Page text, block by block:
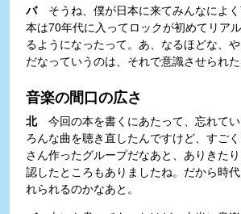
バそうね、僕が日本に来てみんなによく
本は70年代に入ってロックが初めてリア
るようになったって。あ、なるほどな、
だなっていうのは、それで意識させられた
音楽の間口の広さ
北今回の本を書くにあたって、忘れて
ろんな曲を聴き直したんですけど、すご
さん作ったグループだなあと、ありきた
認したところもありましたね。だから時
れられるのかなあと。